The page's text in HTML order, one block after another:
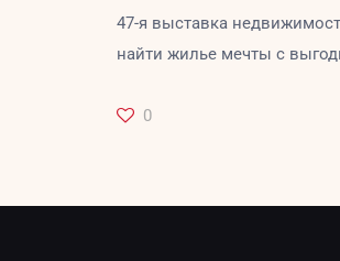
47-я выставка
найти жилье мечты с
0